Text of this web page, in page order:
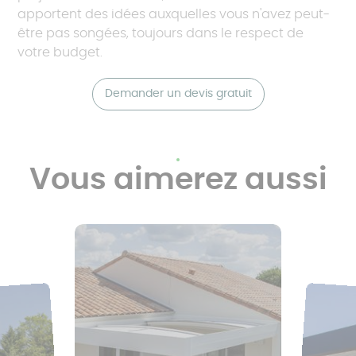
apportent des idées auxquelles vous n'avez peut-
être pas songées, toujours dans le respect de
votre budget.
Demander un devis gratuit
Vous aimerez aussi